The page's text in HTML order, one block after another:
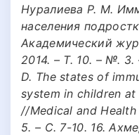
Нуралиева Р. М.
населения
Академический
2014. – Т. 10. – №.
D. The states of
system in children
//Medical and Health
5. – С. 7-10. 16.